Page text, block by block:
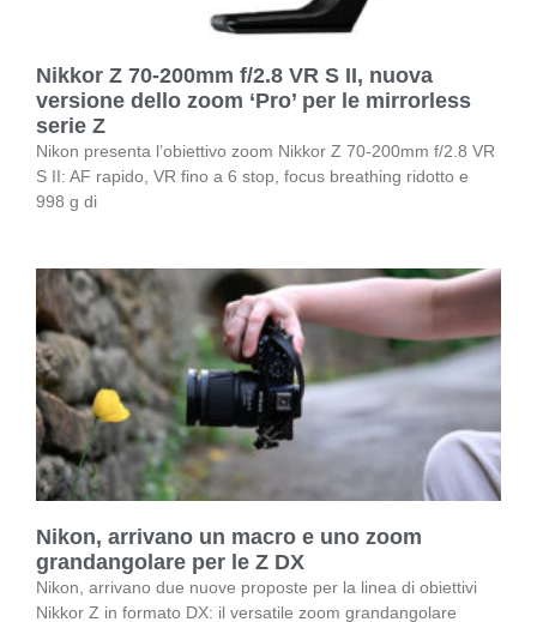
Nikkor Z 70-200mm f/2.8 VR S II, nuova
versione dello zoom ‘Pro’ per le mirrorless
serie Z
Nikon presenta l’obiettivo zoom Nikkor Z 70-200mm f/2.8 VR
S II: AF rapido, VR fino a 6 stop, focus breathing ridotto e
998 g di
Nikon, arrivano un macro e uno zoom
grandangolare per le Z DX
Nikon, arrivano due nuove proposte per la linea di obiettivi
Nikkor Z in formato DX: il versatile zoom grandangolare